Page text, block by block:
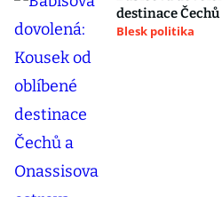
destinace
Blesk politika